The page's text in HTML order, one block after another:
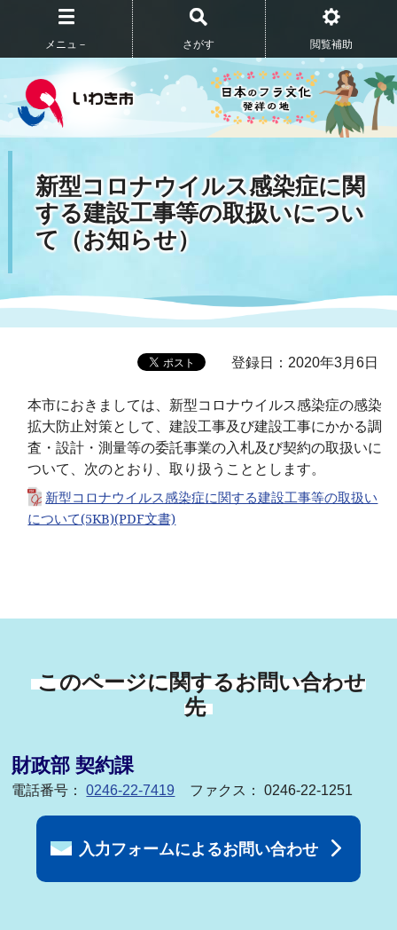
メニュ－ さがす 閲覧補助
新型コロナウイルス感染症に関
する建設工事等の取扱いについ
て（お知らせ）
登録日：2020年3月6日
本市におきましては、新型コロナウイルス感染症の感染
拡大防止対策として、建設工事及び建設工事にかかる調
査・設計・測量等の委託事業の入札及び契約の取扱いに
ついて、次のとおり、取り扱うこととします。
新型コロナウイルス感染症に関する建設工事等の取扱い
について(5KB)(PDF文書)
このページに関するお問い合わせ
先
財政部 契約課
電話番号：0246-22-7419 ファクス： 0246-22-1251
入力フォームによるお問い合わせ